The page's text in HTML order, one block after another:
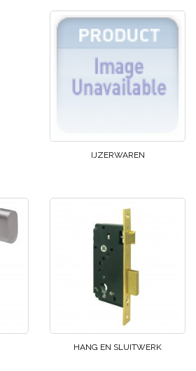
IJZERWAREN
HANG EN SLUITWERK